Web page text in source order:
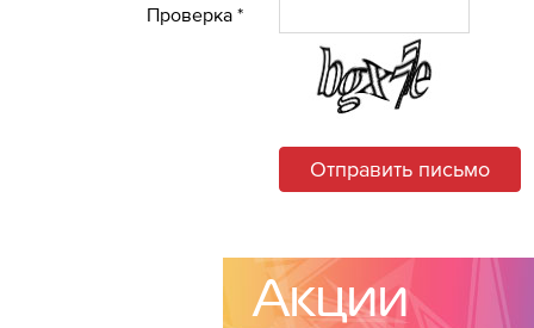
Проверка *
Отправить письмо
Акции